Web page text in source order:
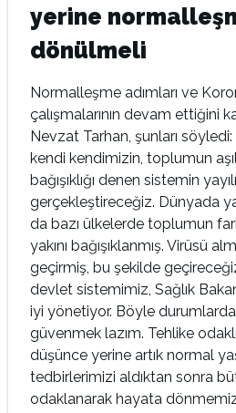
yerine
dönülmeli
Normalleşme adımları ve
çalışmalarının devam ettiğini
Nevzat Tarhan, şunları
kendi kendimizin, toplumun
bağışıklığı denen sistemin
gerçekleştireceğiz. Dünyada
da bazı ülkelerde toplumun
yakını bağışıklanmış. Virüsü
geçirmiş, bu şekilde
devlet sistemimiz, Sağlık
iyi yönetiyor. Böyle
güvenmek lazım. Tehlike
düşünce yerine artık normal
tedbirlerimizi aldıktan sonra
odaklanarak hayata